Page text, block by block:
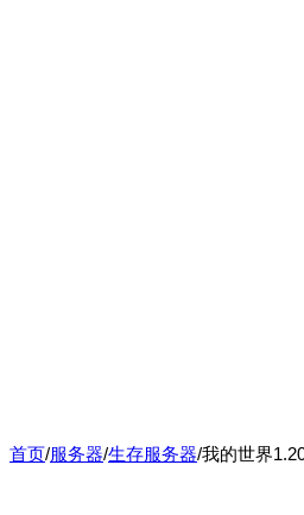
首页/服务器/生存服务器/我的世界